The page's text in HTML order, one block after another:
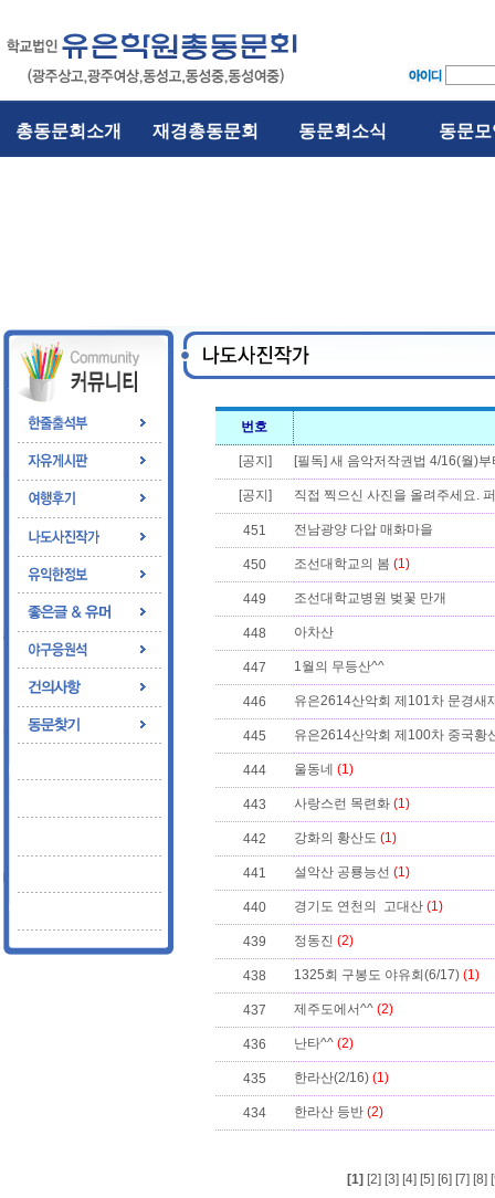
총동문회소개 재경총동문회 동문회소식 동문
번호
[공지] [필독] 새 음악저작권법 4/16(월)
[공지] 직접 찍으신 사진을 올려주세요.
451 전남광양 다압 매화마을
450 조선대학교의 봄 (1)
449 조선대학교병원 벚꽃 만개
448 아차산
447 1월의 무등산^^
446 유은2614산악회 제101차 문경새
445 유은2614산악회 제100차 중국황
444 울동네 (1)
443 사랑스런 목련화 (1)
442 강화의 황산도 (1)
441 설악산 공룡능선 (1)
440 경기도 연천의 고대산 (1)
439 정동진 (2)
438 1325회 구봉도 야유회(6/17) (1)
437 제주도에서^^ (2)
436 난타^^ (2)
435 한라산(2/16) (1)
434 한라산 등반 (2)
[1] [2] [3] [4] [5] [6] [7] [8]